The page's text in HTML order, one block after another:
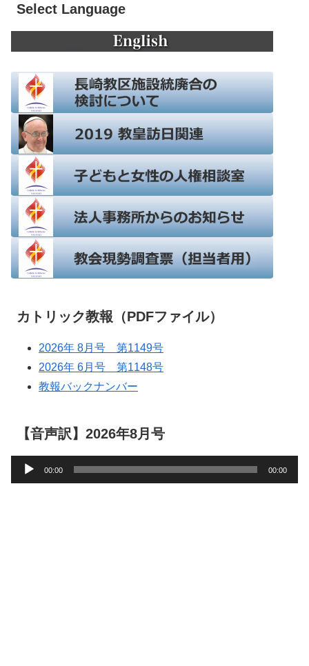
Select Language
カトリック教報（PDFファイル）
2026年 8月号 第1149号
2026年 6月号 第1148号
教報バックナンバー
【音声訳】2026年8月号
声
00:00 00:00